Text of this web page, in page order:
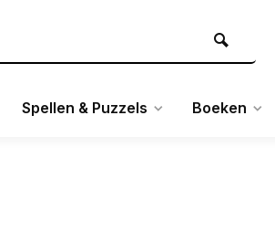
Spellen & Puzzels Boeken